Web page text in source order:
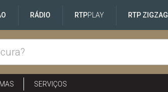
RÁDIO RTPPLAY RTP ZIGZAG
SERVIÇOS